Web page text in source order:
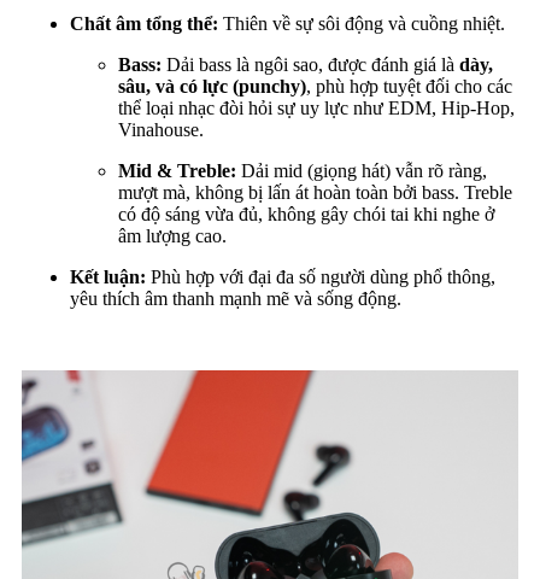
Chất âm tổng thể: Thiên về sự sôi động và cuồng nhiệt.
Bass: Dải bass là ngôi sao, được đánh giá là dày,
sâu, và có lực (punchy), phù hợp tuyệt đối cho các
thể loại nhạc đòi hỏi sự uy lực như EDM, Hip-Hop,
Vinahouse.
Mid & Treble: Dải mid (giọng hát) vẫn rõ ràng,
mượt mà, không bị lấn át hoàn toàn bởi bass. Treble
có độ sáng vừa đủ, không gây chói tai khi nghe ở
âm lượng cao.
Kết luận: Phù hợp với đại đa số người dùng phổ thông,
yêu thích âm thanh mạnh mẽ và sống động.